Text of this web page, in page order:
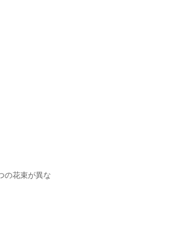
の花束が異な